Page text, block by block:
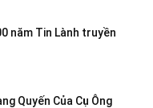
năm Tin Lành truyền
Quyến Của Cụ Ông